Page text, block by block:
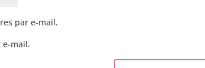
par e-mail.
e-mail.